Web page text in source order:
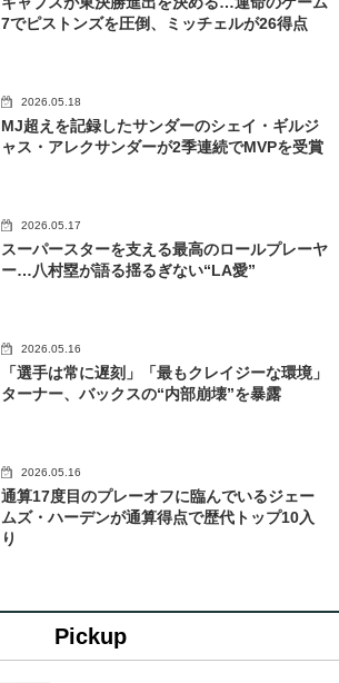
7でピストンズを圧倒、ミッチェルが26得点
2026.05.18
MJ超えを記録したサンダーのシェイ・ギルジ
ャス・アレクサンダーが2季連続でMVPを受賞
2026.05.17
スーパースターを支える最高のロールプレーヤ
ー…八村塁が語る揺るぎない“LA愛”
2026.05.16
「選手は常に遅刻」「最もクレイジーな環境」
ターナー、バックスの“内部崩壊”を暴露
2026.05.16
通算17度目のプレーオフに臨んでいるジェー
ムズ・ハーデンが通算得点で歴代トップ10入
り
Pickup